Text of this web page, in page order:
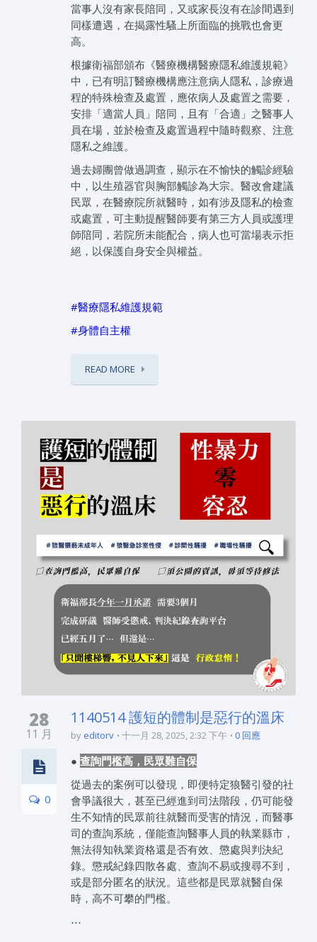
當事人沒有家長陪同，又或家長沒有在診間遇到
同樣遭遇，在揭露性騷上所面臨的挑戰也會更
高。
根據衛福部頒布《醫療機構醫療隱私維護規範》
中，已有明訂醫療機構應注意病人隱私，診療過
程的特殊檢查及處置，應依病人及處置之需要，
安排「適當人員」陪同，且有「合適」之醫事人
員在場，並於檢查及處置過程中隨時觀察、注意
隱私之維護。
過去婦團曾做過調查，顯示在不愉快的觸診經驗
中，以生殖器官與胸部觸診為大宗。醫改會建議
民眾，在醫療院所就醫時，如有涉及隱私的檢查
或處置，可主動提醒醫師要有第三方人員或護理
師陪同，若院所未能配合，病人也可當場表示拒
絕，以保護自身安全與權益。
#醫療隱私維護規範
#身體自主權
READ MORE
28
11 月
0
1140514 護短的體制是惡行的溫床
by editorv 十一月 28, 2025, 2:32 下午 0 回應
● 查詢門檻高，民眾難自保
從過去的案例可以發現，即便特定狼醫引發的社
會爭議很大，甚至已經進到司法階段，仍可能發
生不知情的民眾前往就醫而受害的情況，而醫事
司的查詢系統，僅能查詢醫事人員的執業縣市，
無法得知執業資格還是否有效、懲處與判決紀
錄。懲戒紀錄四散各處、查詢不易或搜尋不到，
或是部分匿名的狀況。這些都是民眾就醫自保
時，高不可攀的門檻。
⋯